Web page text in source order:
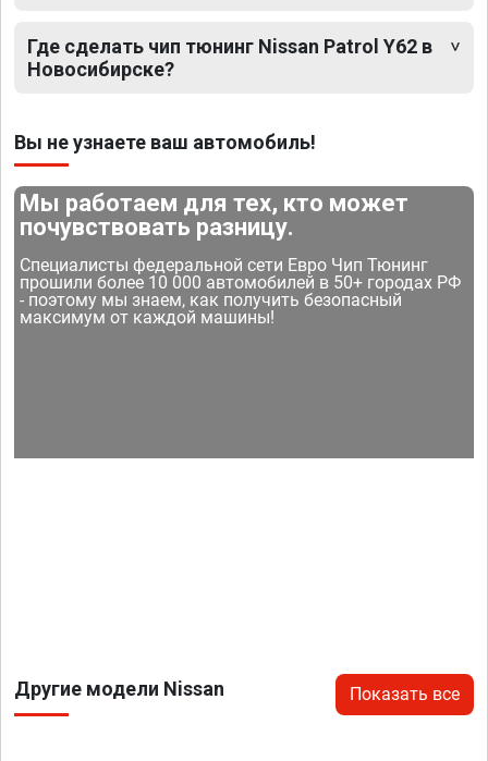
Где сделать чип тюнинг Nissan Patrol Y62 в
Новосибирске?
Вы не узнаете ваш автомобиль!
Мы работаем для тех, кто может
почувствовать разницу.
Специалисты федеральной сети Евро Чип Тюнинг
прошили более 10 000 автомобилей в 50+ городах РФ
- поэтому мы знаем, как получить безопасный
максимум от каждой машины!
Другие модели Nissan Показать все